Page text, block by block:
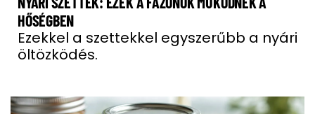
HŐSÉGBEN
Ezekkel a szettekkel egyszerűbb a nyári
öltözködés.